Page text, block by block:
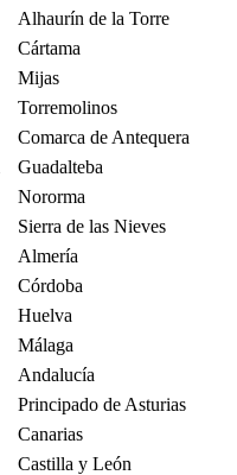
Alhaurín de la Torre
Cártama
Mijas
Torremolinos
Comarca de Antequera
Guadalteba
Nororma
Sierra de las Nieves
Almería
Córdoba
Huelva
Málaga
Andalucía
Principado de Asturias
Canarias
Castilla y León